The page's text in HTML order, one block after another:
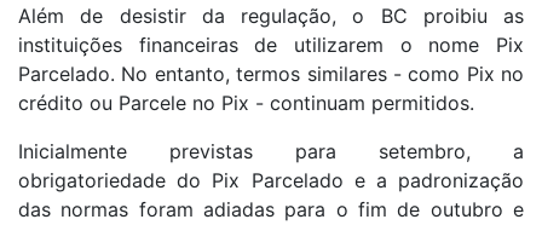
Além de desistir da regulação, o BC proibiu as
instituições financeiras de utilizarem o nome Pix
Parcelado. No entanto, termos similares - como Pix no
crédito ou Parcele no Pix - continuam permitidos.
Inicialmente previstas para setembro, a
obrigatoriedade do Pix Parcelado e a padronização
das normas foram adiadas para o fim de outubro e